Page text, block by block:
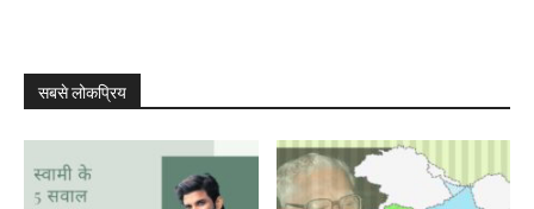
सबसे लोकप्रिय